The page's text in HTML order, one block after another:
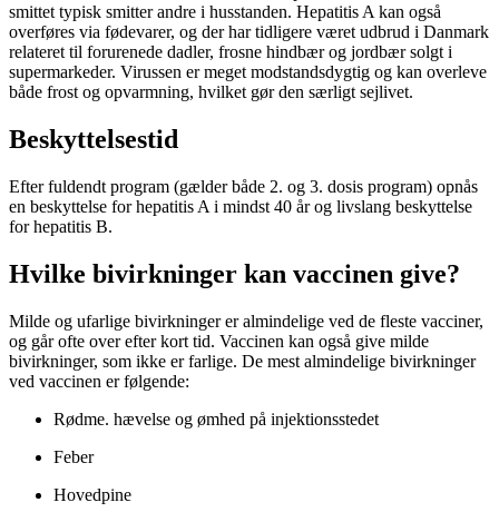
smittet typisk smitter andre i husstanden. Hepatitis A kan også
overføres via fødevarer, og der har tidligere været udbrud i Danmark
relateret til forurenede dadler, frosne hindbær og jordbær solgt i
supermarkeder. Virussen er meget modstandsdygtig og kan overleve
både frost og opvarmning, hvilket gør den særligt sejlivet.
Beskyttelsestid
Efter fuldendt program (gælder både 2. og 3. dosis program) opnås
en beskyttelse for hepatitis A i mindst 40 år og livslang beskyttelse
for hepatitis B.
Hvilke bivirkninger kan vaccinen give?
Milde og ufarlige bivirkninger er almindelige ved de fleste vacciner,
og går ofte over efter kort tid. Vaccinen kan også give milde
bivirkninger, som ikke er farlige. De mest almindelige bivirkninger
ved vaccinen er følgende:
Rødme. hævelse og ømhed på injektionsstedet
Feber
Hovedpine